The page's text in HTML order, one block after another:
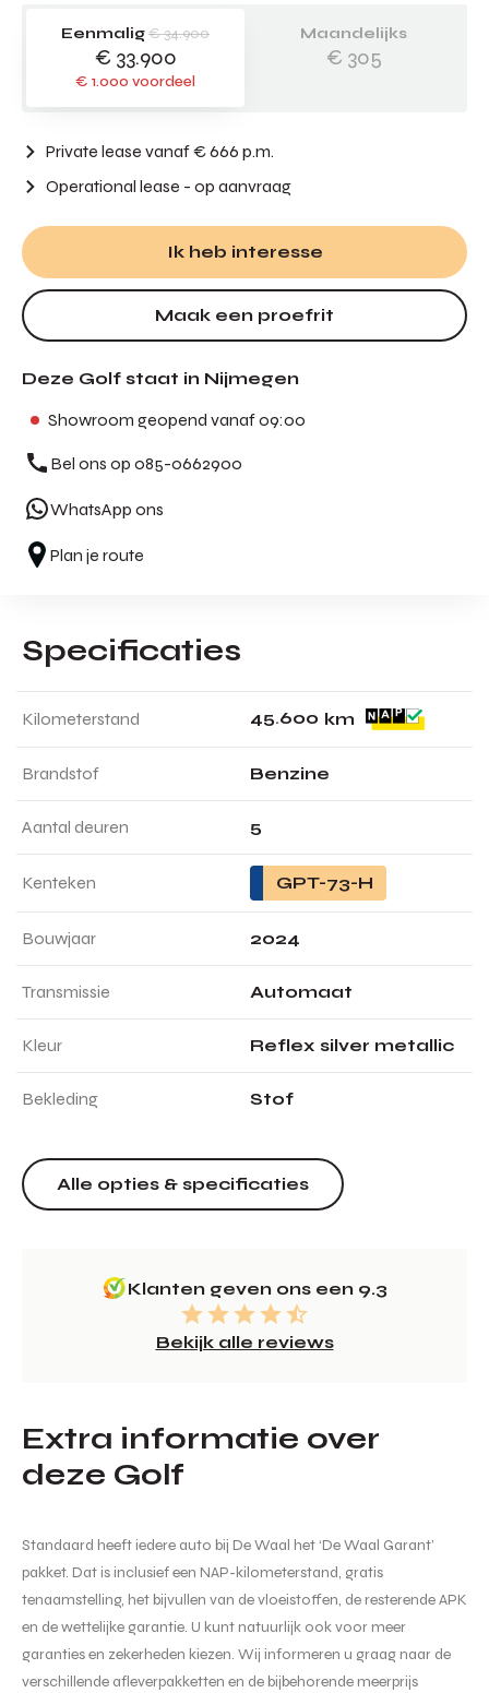
Eenmalig€ 34.900
€ 33.900
€ 1.000 voordeel
Maandelijks
€ 305
Private lease vanaf € 666 p.m.
Operational lease - op aanvraag
Ik heb interesse
Maak een proefrit
Deze Golf staat in Nijmegen
Showroom geopend vanaf 09:00
Bel ons op 085-0662900
WhatsApp ons
Plan je route
Specificaties
Kilometerstand 45.600 km
Brandstof Benzine
Aantal deuren 5
Kenteken GPT-73-H
Bouwjaar 2024
Transmissie Automaat
Kleur Reflex silver metallic
Bekleding Stof
Alle opties & specificaties
Klanten geven ons een 9.3
Bekijk alle reviews
Extra informatie over
deze Golf
Standaard heeft iedere auto bij De Waal het ‘De Waal Garant’
pakket. Dat is inclusief een NAP-kilometerstand, gratis
tenaamstelling, het bijvullen van de vloeistoffen, de resterende APK
en de wettelijke garantie. U kunt natuurlijk ook voor meer
garanties en zekerheden kiezen. Wij informeren u graag naar de
verschillende afleverpakketten en de bijbehorende meerprijs